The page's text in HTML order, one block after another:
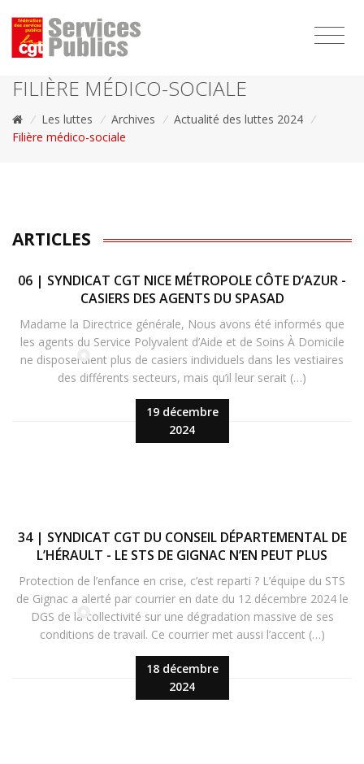
FILIÈRE MÉDICO-SOCIALE
/ Les luttes / Archives / Actualité des luttes 2024 /
Filière médico-sociale
ARTICLES
19 décembre
2024
06 | SYNDICAT CGT NICE MÉTROPOLE CÔTE D’AZUR -
CASIERS DES AGENTS DU SPASAD
Madame la Directrice générale, Nous avons été informés que
les agents du Service Polyvalent d’Aide et de Soins À Domicile
ne disposeraient plus de casiers individuels dans les vestiaires
des différents secteurs, mais qu’il leur serait (…)
18 décembre
2024
34 | SYNDICAT CGT DU CONSEIL DÉPARTEMENTAL DE
L’HÉRAULT - LE STS DE GIGNAC N’EN PEUT PLUS
Protection de l’enfance en crise, c’est reparti ? L’équipe du STS
de Gignac a alerté par courrier en date du 12 décembre 2024 le
DGS de la collectivité sur une dégradation massive de ses
conditions de travail. Ce courrier met aussi l’accent (…)